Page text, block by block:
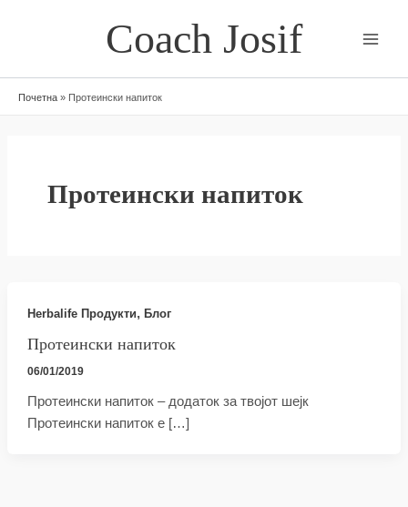
Coach Josif
Почетна » Протеински напиток
Протеински напиток
Herbalife Продукти, Блог
Протеински напиток
06/01/2019
Протеински напиток – додаток за твојот шејк
Протеински напиток е […]